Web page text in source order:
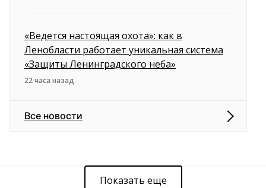
«Ведется настоящая охота»: как в
Ленобласти работает уникальная система
«Защиты Ленинградского неба»
22 часа назад
Все новости
Показать еще